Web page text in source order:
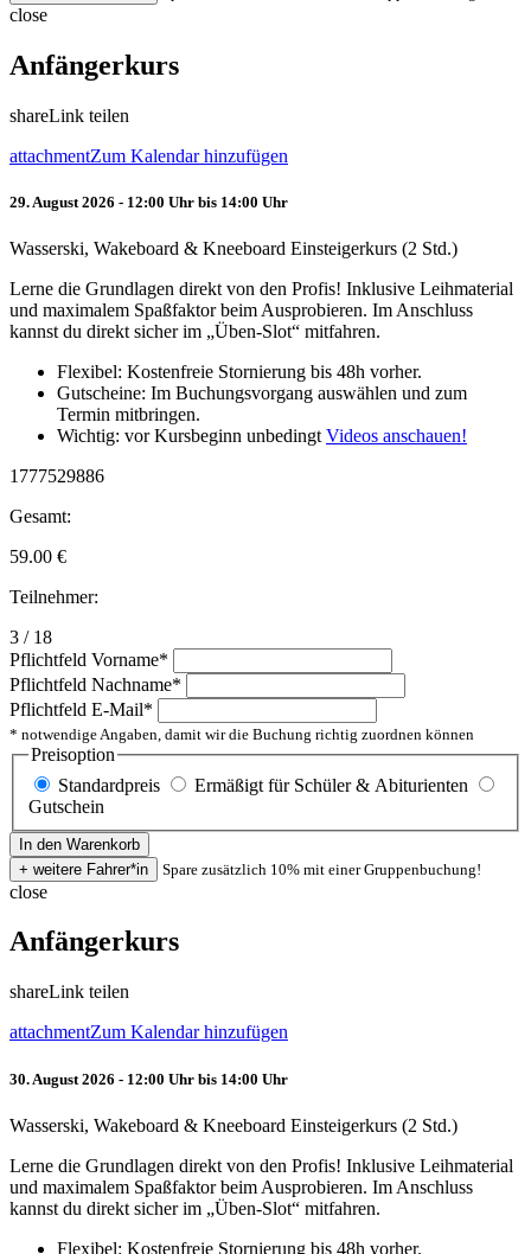
close
Anfängerkurs
shareLink teilen
attachmentZum Kalendar hinzufügen
29. August 2026 - 12:00 Uhr bis 14:00 Uhr
Wasserski, Wakeboard & Kneeboard Einsteigerkurs (2 Std.)
Lerne die Grundlagen direkt von den Profis! Inklusive Leihmaterial
und maximalem Spaßfaktor beim Ausprobieren. Im Anschluss
kannst du direkt sicher im „Üben-Slot“ mitfahren.
Flexibel: Kostenfreie Stornierung bis 48h vorher.
Gutscheine: Im Buchungsvorgang auswählen und zum
Termin mitbringen.
Wichtig: vor Kursbeginn unbedingt Videos anschauen!
1777529886
Gesamt:
59.00 €
Teilnehmer:
3 / 18
Pflichtfeld Vorname*
Pflichtfeld Nachname*
Pflichtfeld E-Mail*
* notwendige Angaben, damit wir die Buchung richtig zuordnen können
Preisoption
Standardpreis
Ermäßigt für Schüler & Abiturienten
Gutschein
Spare zusätzlich 10% mit einer Gruppenbuchung!
close
Anfängerkurs
shareLink teilen
attachmentZum Kalendar hinzufügen
30. August 2026 - 12:00 Uhr bis 14:00 Uhr
Wasserski, Wakeboard & Kneeboard Einsteigerkurs (2 Std.)
Lerne die Grundlagen direkt von den Profis! Inklusive Leihmaterial
und maximalem Spaßfaktor beim Ausprobieren. Im Anschluss
kannst du direkt sicher im „Üben-Slot“ mitfahren.
Flexibel: Kostenfreie Stornierung bis 48h vorher.